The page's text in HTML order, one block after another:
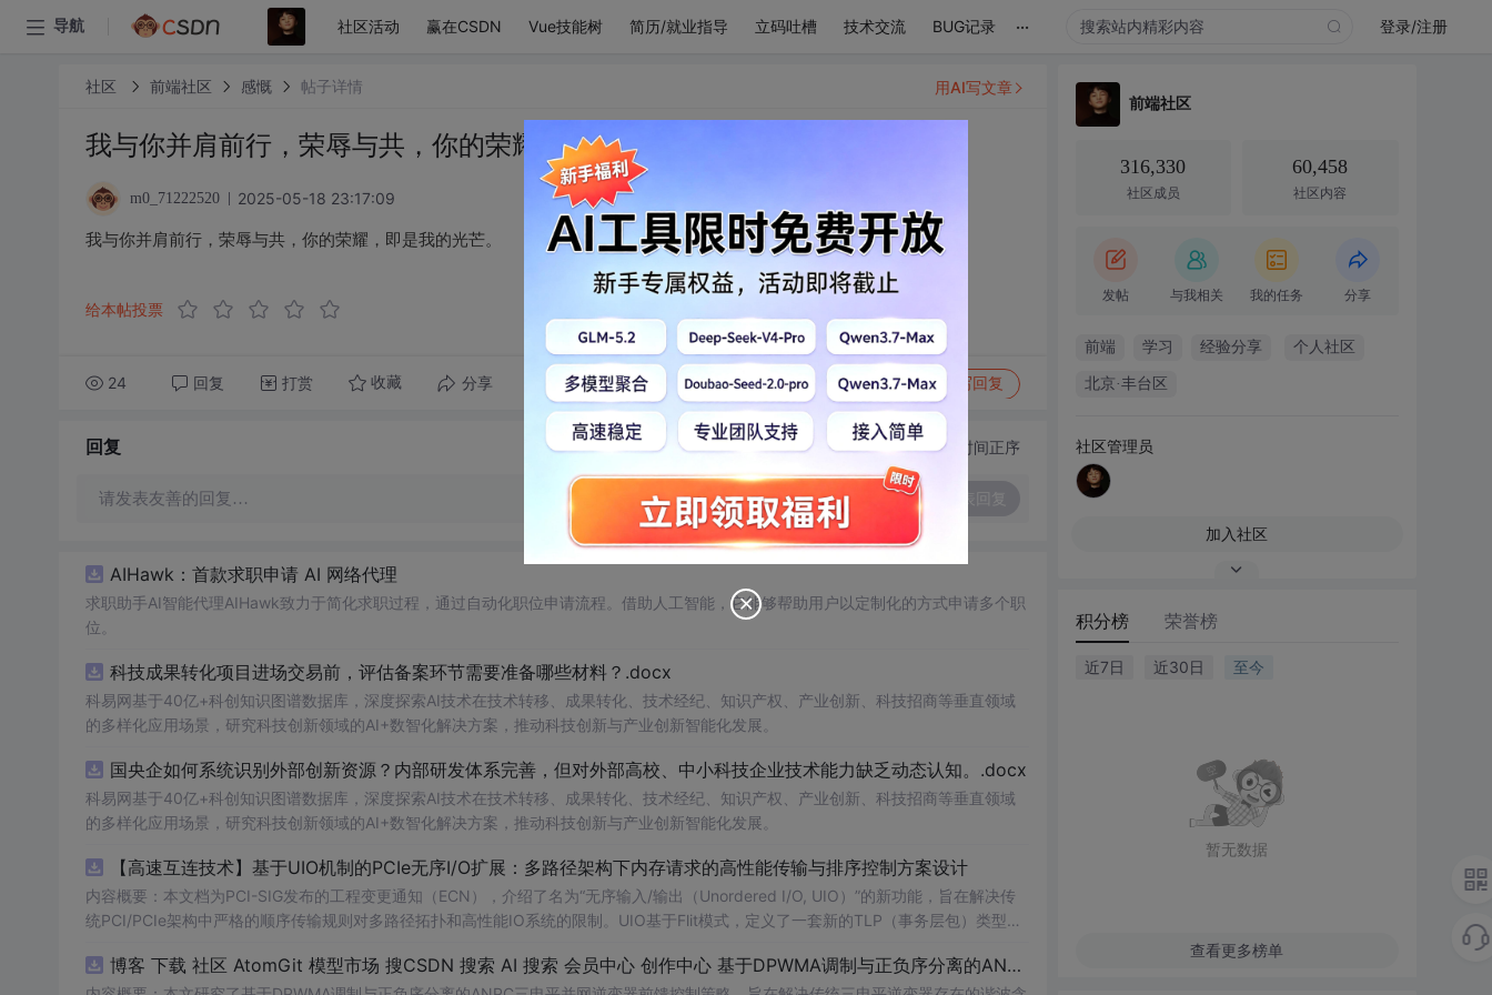
导航 社区活动 赢在CSDN Vue技能树 简历/就业指导 立码吐槽 技术交流 BUG记录 ... 登录/注册
社区 前端社区 感慨 帖子详情
我与你并肩前行，荣辱与共，你的荣耀，即是我的光芒。
m0_71222520 2025-05-18 23:17:09
我与你并肩前行，荣辱与共，你的荣耀，即是我的光芒。
给本帖投票
24 回复 打赏 收藏 分享 转发到动态 举报 写回复
用AI写文章
回复 切换为时间正序
请发表友善的回复…
AIHawk：首款求职申请 AI 网络代理
求职助手AI智能代理AIHawk致力于简化求职过程，通过自动化职位申请流程。借助人工智能，它能够帮助用户以定制化的方式申请多个职
位。
科技成果转化项目进场交易前，评估备案环节需要准备哪些材料？.docx
科易网基于40亿+科创知识图谱数据库，深度探索AI技术在技术转移、成果转化、技术经纪、知识产权、产业创新、科技招商等垂直领域
的多样化应用场景，研究科技创新领域的AI+数智化解决方案，推动科技创新与产业创新智能化发展。
国央企如何系统识别外部创新资源？内部研发体系完善，但对外部高校、中小科技企业技术能力缺乏动态认知。.docx
科易网基于40亿+科创知识图谱数据库，深度探索AI技术在技术转移、成果转化、技术经纪、知识产权、产业创新、科技招商等垂直领域
的多样化应用场景，研究科技创新领域的AI+数智化解决方案，推动科技创新与产业创新智能化发展。
【高速互连技术】基于UIO机制的PCIe无序I/O扩展：多路径架构下内存请求的高性能传输与排序控制方案设计
内容概要：本文档为PCI-SIG发布的工程变更通知（ECN），介绍了名为“无序输入/输出（Unordered I/O, UIO）”的新功能，旨在解决传
统PCI/PCIe架构中严格的顺序传输规则对多路径拓扑和高性能IO系统的限制。UIO基于Flit模式，定义了一套新的TLP（事务层包）类型和
O
博客 下载 社区 AtomGit 模型市场 搜CSDN 搜索 AI 搜索 会员中心 创作中心 基于DPWMA调制与正负序分离的ANPC三电平并网逆变器前馈控制策略研究（Simulink仿真实现）
前端社区
316,330
社区成员
60,458
社区内容
发帖 与我相关 我的任务 分享
前端 学习 经验分享 个人社区
北京·丰台区
社区管理员
加入社区
积分榜 荣誉榜
近7日 近30日 至今
暂无数据
查看更多榜单